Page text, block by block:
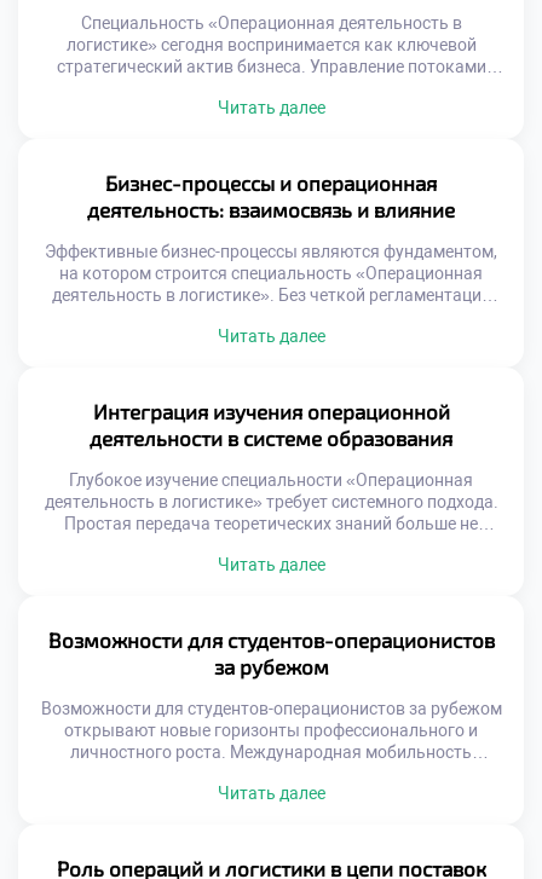
Специальность «Операционная деятельность в
логистике» сегодня воспринимается как ключевой
стратегический актив бизнеса. Управление потоками
продаж. Эффективные операции напрямую формируют
уникальной ценности для клиента. Скорость и
надежность доставки становятся важнее цены товара.
Бизнес выигрывает за счет превосходства в исполнении
Читать далее
Бизнес-процессы и операционная
деятельность: взаимосвязь и влияние
Эффективные бизнес-процессы являются фундаментом,
на котором строится специальность «Операционная
деятельность в логистике». Без четкой регламентации
Операционная деятельность реализует заложенные в
компании зависит от гармонии замысла и исполнения.
Многие организации страдают от разрыва между
стратегией и операциями. […]
Читать далее
Интеграция изучения операционной
деятельности в системе образования
Глубокое изучение специальности «Операционная
деятельность в логистике» требует системного подхода.
Простая передача теоретических знаний больше не
быть интегрирован с реальными бизнес-процессами.
подготовке кадров. Современная система образования
трансформируется под запросы рынка труда. Учебные
планы синхронизируются с изменениями в […]
Читать далее
Возможности для студентов-операционистов
за рубежом
Возможности для студентов-операционистов за рубежом
открывают новые горизонты профессионального и
личностного роста. Международная мобильность
логистического образования. Глобальные цепочки
конкурентоспособность выпускника на рынке труда.
Читать далее
Роль операций и логистики в цепи поставок